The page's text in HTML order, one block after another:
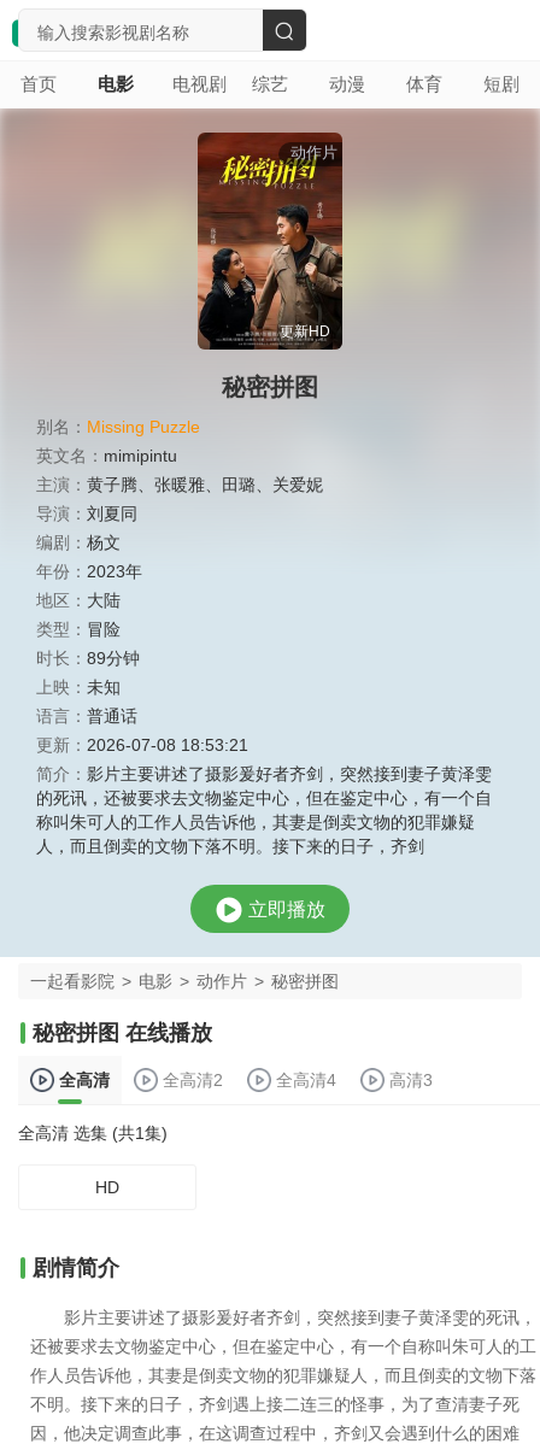
首页 电影 电视剧 综艺 动漫 体育 短剧
搜
索
动作片
更新HD
秘密拼图
别名： Missing Puzzle
英文名： mimipintu
主演： 黄子腾 张暖雅 田璐
关爱妮
导演： 刘夏同
编剧： 杨文
年份： 2023年
地区： 大陆
类型： 冒险
时长： 89分钟
上映： 未知
语言： 普通话
更新： 2026-07-08 18:53:21
简介： 影片主要讲述了摄影爰好者齐剑，突然接到妻子黄泽雯
的死讯，还被要求去文物鉴定中心，但在鉴定中心，有一个自
称叫朱可人的工作人员告诉他，其妻是倒卖文物的犯罪嫌疑
人，而且倒卖的文物下落不明。接下来的日子，齐剑
立即播放
一起看影院 > 电影 > 动作片 > 秘密拼图
秘密拼图 在线播放
全高清 全高清2 全高清4 高清3
全高清 选集 (共1集)
HD
剧情简介
影片主要讲述了摄影爰好者齐剑，突然接到妻子黄泽雯的死讯，
还被要求去文物鉴定中心，但在鉴定中心，有一个自称叫朱可人的工
作人员告诉他，其妻是倒卖文物的犯罪嫌疑人，而且倒卖的文物下落
不明。接下来的日子，齐剑遇上接二连三的怪事，为了查清妻子死
因，他决定调查此事，在这调查过程中，齐剑又会遇到什么的困难